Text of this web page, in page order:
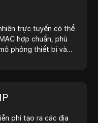
trực tuyến có thể
hợp chuẩn, phù
phỏng thiết bị và
phí tạo ra các địa